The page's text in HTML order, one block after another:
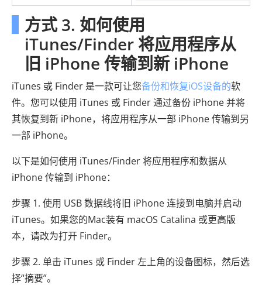
方式 3. 如何使用
iTunes/Finder 将应用程序从
旧 iPhone 传输到新 iPhone
iTunes 或 Finder 是一款可让您备份和恢复iOS设备的软
件。您可以使用 iTunes 或 Finder 通过备份 iPhone 并将
其恢复到新 iPhone，将应用程序从一部 iPhone 传输到另
一部 iPhone。
以下是如何使用 iTunes/Finder 将应用程序和数据从
iPhone 传输到 iPhone：
步骤 1. 使用 USB 数据线将旧 iPhone 连接到电脑并启动
iTunes。如果您的Mac装有 macOS Catalina 或更高版
本，请改为打开 Finder。
步骤 2. 单击 iTunes 或 Finder 左上角的设备图标，然后选
择“摘要”。